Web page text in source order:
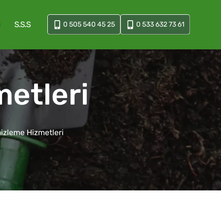
S.S.S 0 505 540 45 25 0 533 632 73 61
Hizmetleri